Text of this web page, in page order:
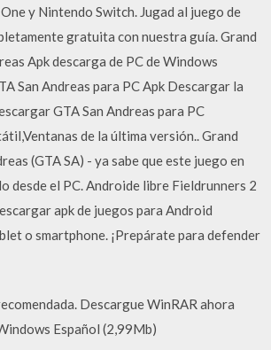
y Nintendo Switch. Jugad al juego de
gratuita con nuestra guía. Grand
Apk descarga de PC de Windows
San Andreas para PC Apk Descargar la
GTA San Andreas para PC
de la última versión.. Grand
(GTA SA) - ya sabe que este juego en
desde el PC. Androide libre Fieldrunners 2
apk de juegos para Android
o smartphone. ¡Prepárate para defender
Descargue WinRAR ahora
Español (2,99Mb)